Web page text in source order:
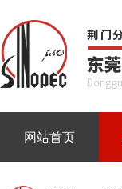
网站首页